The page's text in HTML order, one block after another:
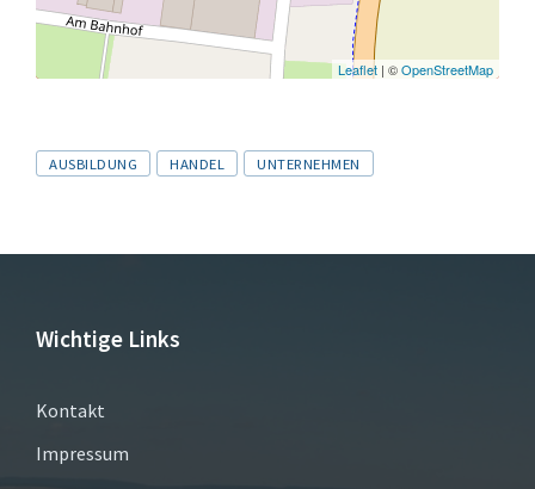
Leaflet | ©OpenStreetMap
Tags
AUSBILDUNG HANDEL UNTERNEHMEN
Wichtige Links
Kontakt
Impressum